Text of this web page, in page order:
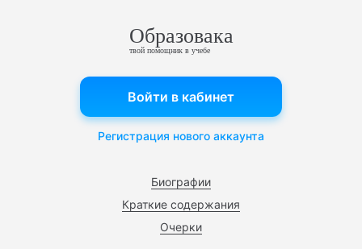
Образовака
твой помощник в учебе
Биографии
Краткие содержания
Очерки
Войти в кабинет
Регистрация нового аккаунта